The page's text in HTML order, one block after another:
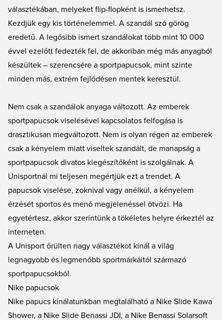
nyilvánvalóak. Ne tedd tönkre a hétköznapi nyári szandálodat, és ne
vesztegesd az időt az elázott cipők szárítására.
választékában, melyeket flip-flopként is ismerhetsz.
Kezdjük egy kis történelemmel. A szandál szó görög
eredetű. A legősibb ismert szandálokat több mint 10 000
évvel ezelőtt fedezték fel, de akkoriban még más anyagból
készültek – szerencsére a sportpapucsok, mint szinte
minden más, extrém fejlődésen mentek keresztül.
Nem csak a szandálok anyaga változott. Az emberek
sportpapucsok viselésével kapcsolatos felfogása is
drasztikusan megváltozott. Nem is olyan régen az emberek
csak a kényelem miatt viseltek szandált, de manapság a
sportpapucsok divatos kiegészítőként is szolgálnak. A
Unisportnál mi teljesen megértjük ezt a trendet. A
papucsok viselése, zoknival vagy anélkül, a kényelem
érzését sportos és menő megjelenéssel ötvözi. Ha
egyetértesz, akkor szerintünk a tökéletes helyre érkeztél az
interneten.
A Unisport őrülten nagy választékot kínál a világ
legnagyobb és legmenőbb sportmárkáitól származó
sportpapucsokból.
Nike papucsok
Nike papucs kínálatunkban megtalálható a Nike Slide Kawa
Shower, a Nike Slide Benassi JDI, a Nike Benassi Solarsoft